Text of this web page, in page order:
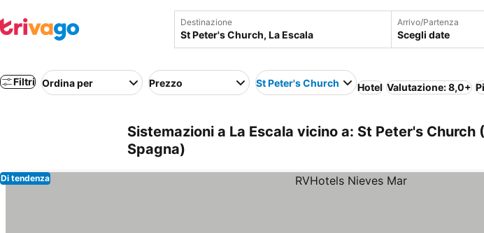
Destinazione Arrivo/Partenza
Scegli date
Filtri Ordina per Prezzo St Peter's Church Hotel Valutazione: 8,0+
Sistemazioni a La Escala vicino a: St Peter's Church
Spagna)
Di tendenza